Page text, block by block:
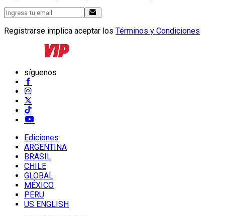
Registrarse implica aceptar los Términos y Condiciones
síguenos
Ediciones
ARGENTINA
BRASIL
CHILE
GLOBAL
MÉXICO
PERU
US ENGLISH